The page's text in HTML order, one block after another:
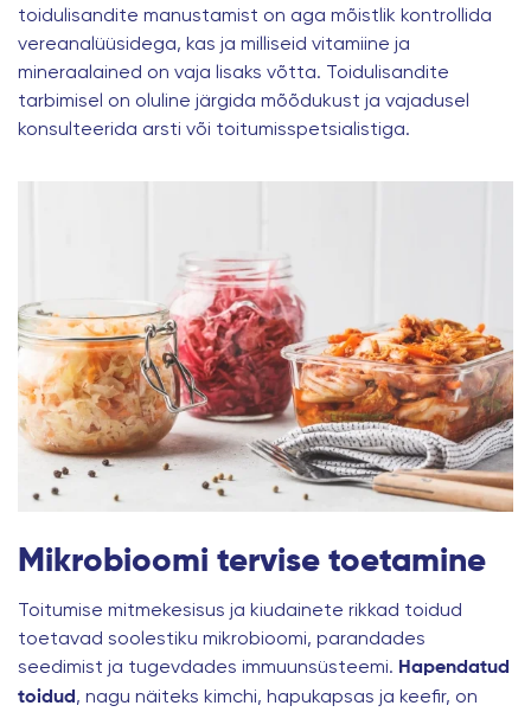
toidulisandite manustamist on aga mõistlik kontrollida
vereanalüüsidega, kas ja milliseid vitamiine ja
mineraalained on vaja lisaks võtta. Toidulisandite
tarbimisel on oluline järgida mõõdukust ja vajadusel
konsulteerida arsti või toitumisspetsialistiga.
Mikrobioomi tervise toetamine
Toitumise mitmekesisus ja kiudainete rikkad toidud
toetavad soolestiku mikrobioomi, parandades
seedimist ja tugevdades immuunsüsteemi. Hapendatud
toidud, nagu näiteks kimchi, hapukapsas ja keefir, on